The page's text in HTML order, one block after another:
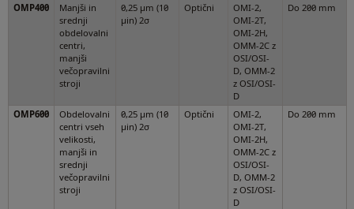
OMP400
Manjši in
srednji
obdelovalni
centri,
manjši
večopravilni
stroji
0,25 µm (10
µin) 2σ
Optični
OMI-2,
OMI-2T,
OMI-2H,
OMM-2C z
OSI/OSI-
D, OMM-2
z OSI/OSI-
D
Do 200 mm
OMP600
Obdelovalni
centri vseh
velikosti,
manjši in
srednji
večopravilni
stroji
0,25 µm (10
µin) 2σ
Optični
OMI-2,
OMI-2T,
OMI-2H,
OMM-2C z
OSI/OSI-
D, OMM-2
z OSI/OSI-
D
Do 200 mm